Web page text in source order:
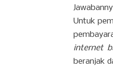
Untuk
internet
beranjak